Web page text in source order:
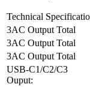
Technical
3AC Output Total
3AC Output Total
3AC Output Total
USB-C1/C2/C3
Ouput: